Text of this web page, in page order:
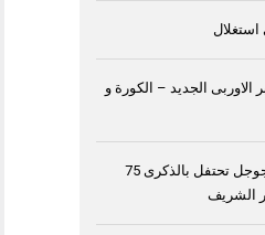
استغلال
الاوربى الجديد – الكورة و
جوجل تحتفل بالذكرى 75
الشريف